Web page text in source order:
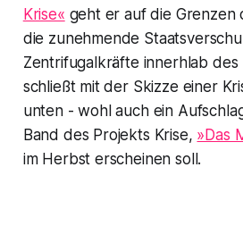
Krise« geht er auf die Grenzen
die zunehmende
Zentrifugalkräfte innerhlab des
schließt mit der Skizze einer
unten - wohl auch ein
Band des Projekts Krise, »Das
im Herbst erscheinen soll.